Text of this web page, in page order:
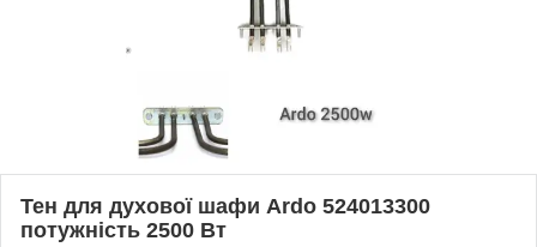
Тен для духової шафи Ardo 524013300
потужність 2500 Вт